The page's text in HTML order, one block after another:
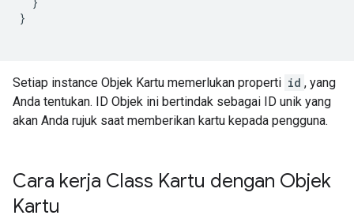
}
Setiap instance Objek Kartu memerlukan properti id , yang
Anda tentukan. ID Objek ini bertindak sebagai ID unik yang
akan Anda rujuk saat memberikan kartu kepada pengguna.
Cara kerja Class Kartu dengan Objek
Kartu